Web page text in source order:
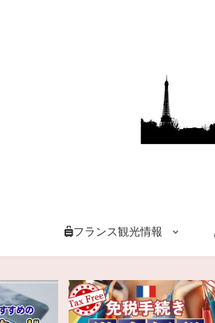
フランス観光情報